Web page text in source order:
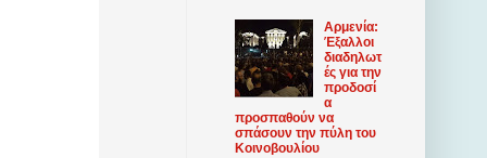
Αρμενία:
Έξαλλοι
διαδηλωτ
ές για την
προδοσί
α
προσπαθούν να
σπάσουν την πύλη του
Κοινοβουλίου